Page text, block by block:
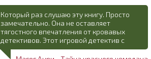
Который раз слушаю эту книгу. Просто
замечательно. Она не оставляет
тягостного впечатления от кровавых
детективов. Этот игровой детектив с